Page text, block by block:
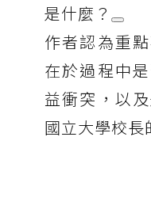
是什麼？
作者認為重
在於過程中
益衝突，以
國立大學校長